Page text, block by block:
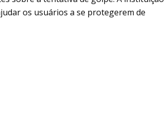
os usuários a se protegerem de